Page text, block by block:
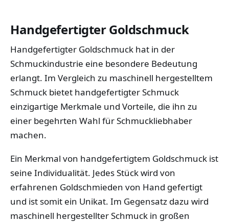
Handgefertigter Goldschmuck
Handgefertigter Goldschmuck hat in der
Schmuckindustrie eine besondere Bedeutung
erlangt. Im Vergleich zu maschinell hergestelltem
Schmuck bietet handgefertigter Schmuck
einzigartige Merkmale und Vorteile, die ihn zu
einer begehrten Wahl für Schmuckliebhaber
machen.
Ein Merkmal von handgefertigtem Goldschmuck ist
seine Individualität. Jedes Stück wird von
erfahrenen Goldschmieden von Hand gefertigt
und ist somit ein Unikat. Im Gegensatz dazu wird
maschinell hergestellter Schmuck in großen